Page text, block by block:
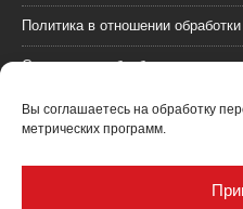
Вы соглашаетесь на обработку
метрических программ.
Политика в отношении
Согласие на обработку
Пользовательское соглашение